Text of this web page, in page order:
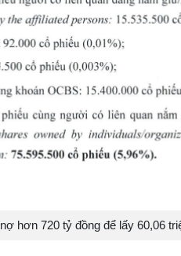
hơn 720 tỷ đồng để lấy 60,06